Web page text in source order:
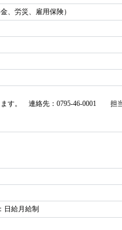
、労災、雇用保険）
す。 連絡先： 0795-46-0001 担当
日給月給制